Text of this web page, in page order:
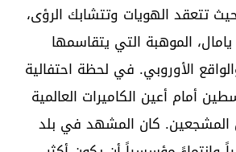
تتعقد الهويات وتتشابك الرؤى،
الموهبة التي يتقاسمها
الأوروبي. في لحظة احتفالية
أمام أعين الكاميرات العالمية
المشجعين. كان المشهد في بلد